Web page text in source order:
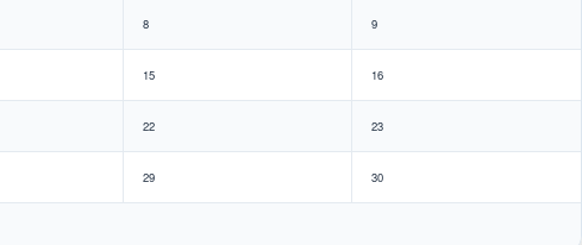
8 9
15 16
22 23
29 30